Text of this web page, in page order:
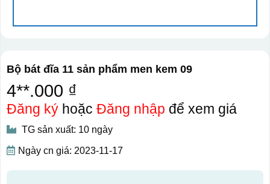
Bộ bát đĩa 11 sản phẩm men kem 09
4**.000 ₫
Đăng kýhoặc Đăng nhập để xem giá
TG sản xuất: 10 ngày
Ngày cn giá: 2023-11-17